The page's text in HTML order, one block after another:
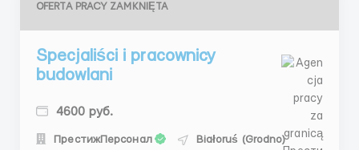
OFERTA PRACY ZAMKNIĘTA
Specjaliści i pracownicy
budowlani
4600 руб.
ПрестижПерсонал Białoruś (Grodno)